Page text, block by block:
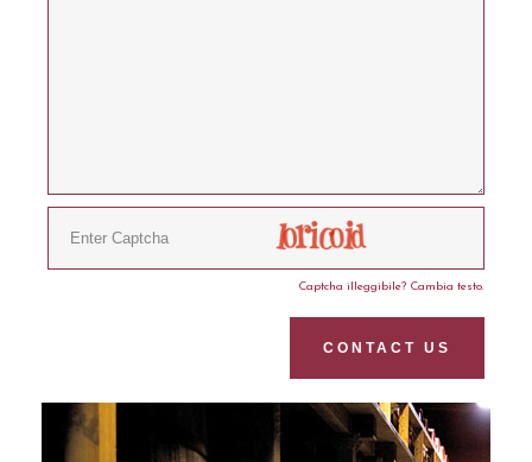
Captcha illeggibile? Cambia testo.
CONTACT US